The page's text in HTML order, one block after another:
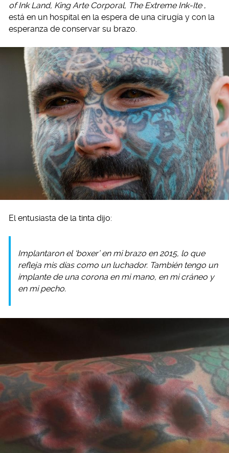
of Ink Land, King Arte Corporal, The Extreme Ink-Ite ,
está en un hospital en la espera de una cirugía y con la
esperanza de conservar su brazo.
El entusiasta de la tinta dijo:
Implantaron el ‘boxer’ en mi brazo en 2015, lo que
refleja mis días como un luchador. También tengo un
implante de una corona en mi mano, en mi cráneo y
en mi pecho.